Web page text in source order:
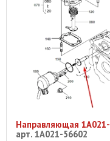
Направляющая
арт. 1A021-56602